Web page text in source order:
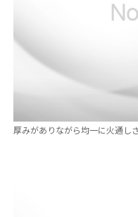
厚みがありながら均一に火通し